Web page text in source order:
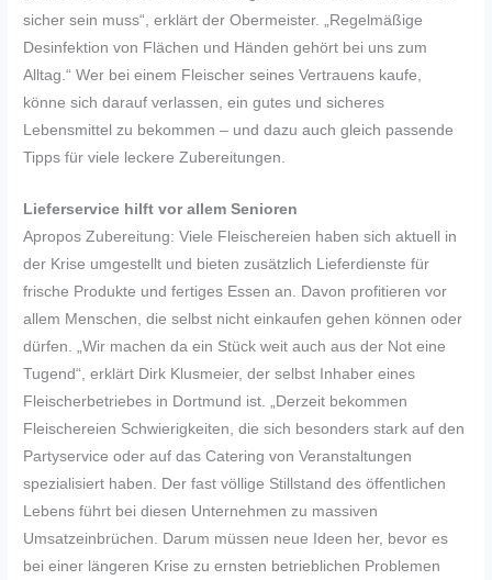
sicher sein muss“, erklärt der Obermeister. „Regelmäßige
Desinfektion von Flächen und Händen gehört bei uns zum
Alltag.“ Wer bei einem Fleischer seines Vertrauens kaufe,
könne sich darauf verlassen, ein gutes und sicheres
Lebensmittel zu bekommen – und dazu auch gleich passende
Tipps für viele leckere Zubereitungen.
Lieferservice hilft vor allem Senioren
Apropos Zubereitung: Viele Fleischereien haben sich aktuell in
der Krise umgestellt und bieten zusätzlich Lieferdienste für
frische Produkte und fertiges Essen an. Davon profitieren vor
allem Menschen, die selbst nicht einkaufen gehen können oder
dürfen. „Wir machen da ein Stück weit auch aus der Not eine
Tugend“, erklärt Dirk Klusmeier, der selbst Inhaber eines
Fleischerbetriebes in Dortmund ist. „Derzeit bekommen
Fleischereien Schwierigkeiten, die sich besonders stark auf den
Partyservice oder auf das Catering von Veranstaltungen
spezialisiert haben. Der fast völlige Stillstand des öffentlichen
Lebens führt bei diesen Unternehmen zu massiven
Umsatzeinbrüchen. Darum müssen neue Ideen her, bevor es
bei einer längeren Krise zu ernsten betrieblichen Problemen